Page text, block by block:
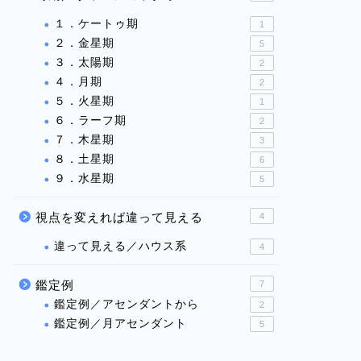
１．ケートゥ期 1
２．金星期 5
３．太陽期 2
４．月期 2
５．火星期 1
６．ラーフ期 2
７．木星期 3
８．土星期 6
９．水星期 5
視点を変えれば違って見える 4
違って見える／ハウス系 4
鑑定例 7
鑑定例／アセンダントから 2
鑑定例／月アセンダント 5